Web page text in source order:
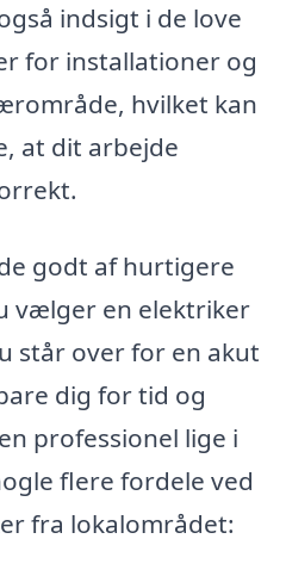
indsigt i de love
for installationer og
hvilket kan
at dit arbejde
godt af hurtigere
vælger en elektriker
står over for en akut
dig for tid og
professionel lige i
flere fordele ved
fra lokalområdet: